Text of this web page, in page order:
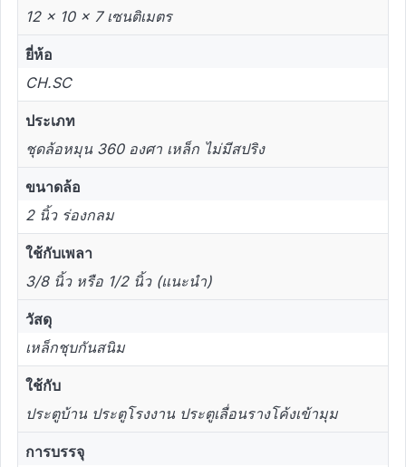
12 × 10 × 7 เซนติเมตร
ยี่ห้อ
CH.SC
ประเภท
ชุดล้อหมุน 360 องศา เหล็ก ไม่มีสปริง
ขนาดล้อ
2 นิ้ว ร่องกลม
ใช้กับเพลา
3/8 นิ้ว หรือ 1/2 นิ้ว (แนะนำ)
วัสดุ
เหล็กชุบกันสนิม
ใช้กับ
ประตูบ้าน ประตูโรงงาน ประตูเลื่อนรางโค้งเข้ามุม
การบรรจุ